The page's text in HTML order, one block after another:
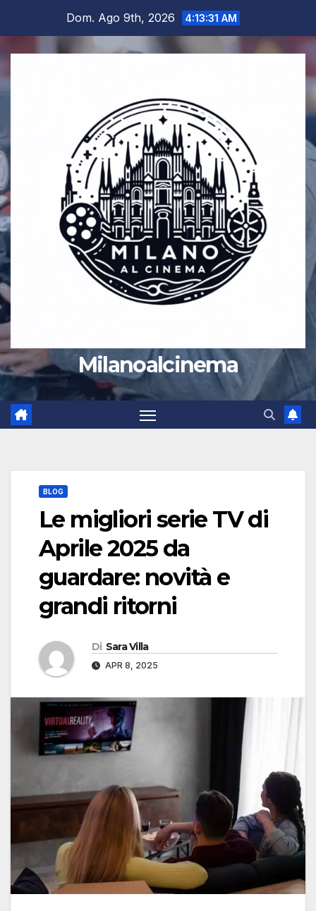
contenuto
Dom. Ago 9th, 2026 4:13:32 AM
Milanoalcinema
BLOG
Le migliori serie TV di
Aprile 2025 da
guardare: novità e
grandi ritorni
Di Sara Villa
APR 8, 2025